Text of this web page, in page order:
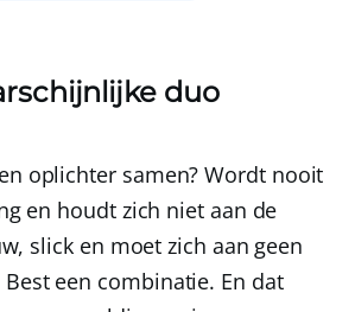
duo
oplichter samen? Wordt nooit
en houdt zich niet aan de
slick en moet zich aan geen
een combinatie. En dat